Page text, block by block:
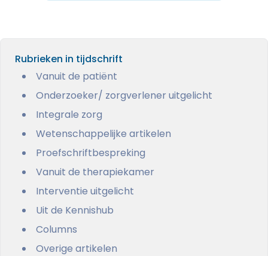
Rubrieken in tijdschrift
Vanuit de patiënt
Onderzoeker/ zorgverlener uitgelicht
Integrale zorg
Wetenschappelijke artikelen
Proefschriftbespreking
Vanuit de therapiekamer
Interventie uitgelicht
Uit de Kennishub
Columns
Overige artikelen